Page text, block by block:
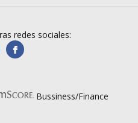
redes sociales:
manufacturaGE
Bussiness/Finance